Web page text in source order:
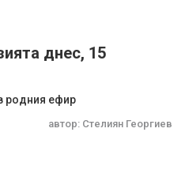
днес, 15
родния ефир
автор: Стелиян Георгиев